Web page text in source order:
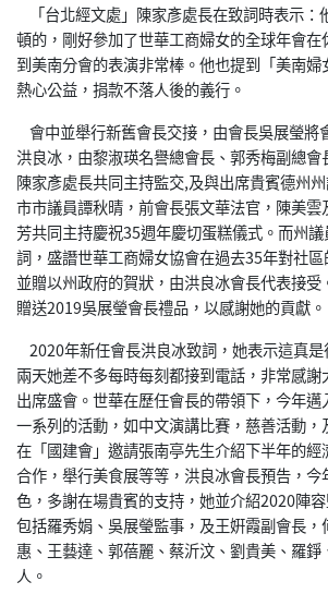
「台北經文處」陳家彥處長在致詞時表示：
頓的，剛好參加了世華工商婦女的全球年會
到美南分會的表演非常棒。他也提到「美南
熱心公益，捐款不落人後的義行。
會中並舉行新舊會長交接，由會長吳展瑩將
洪良冰，由黎淑瑛名譽總會長、郭秀梅副總會
陳家彥處長共同主持監交,及與出席貴賓德州
市市議員譚秋晴，前會長張文華法官，陳美
芳共同主持慶祝35週年慶切蛋糕儀式。而州
詞，盛譖世華工商婦女協會在過去35年對社區
並贈以州政府的賀狀，由洪良冰會長代表接
贈送2019吳展瑩會長禮品，以感謝她的貢獻。
2020年新任會長洪良冰致詞，她表示這真
兩天她差不多每時每刻都接到電話，非常感謝
出席盛會。世華在歷任會長的帶領下，今年
一系列的活動，如中文演講比賽，慈善活動
在「國建會」邀請張南亭先生介紹下半年的
合作，舉行美食展等等，洪良冰會長預告，今
色，多謝在場貴賓的支持，她並介紹2020陣
包括羅秀娟、吳展瑩監事，及王姸霞副會長
惠、王藝達、郭蓓麗、蔡沂汶、劉貴美、羅
人。